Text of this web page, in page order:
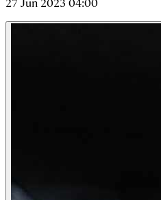
27 Jun 2023 04:00